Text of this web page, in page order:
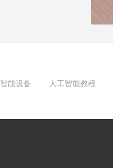
智能设备 人工智能教程